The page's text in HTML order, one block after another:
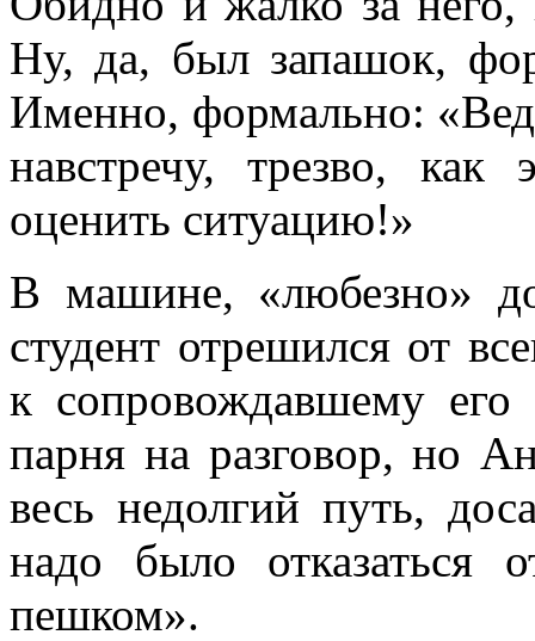
Ну, да, был запашок,
Именно, формально:
навстречу, трезво, как
оценить ситуацию!»
В машине, «любезно»
студент отрешился от
к сопровождавшему его
парня на разговор, но
весь недолгий путь,
надо было отказаться
пешком».